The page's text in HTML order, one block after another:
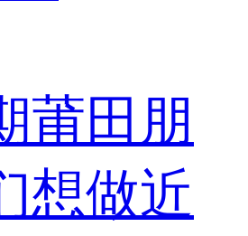
莆田朋
想做近